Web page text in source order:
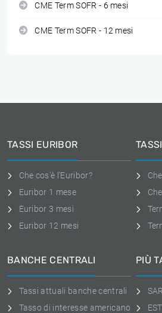
CME Term SOFR - 6 mesi
CME Term SOFR - 12 mesi
TASSI EURIBOR
Che cos'è l'Euribor?
Euribor 1 mese
Euribor 3 mesi
Euribor 12 mesi
BANCHE CENTRALI
Tassi attuali banche centrali
Tasso di interesse americano
PIÙ